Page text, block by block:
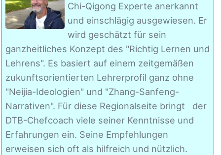
Chi-Qigong Experte anerkannt
und einschlägig ausgewiesen. Er
wird geschätzt für sein
ganzheitliches Konzept des "Richtig Lernen und
Lehrens". Es basiert auf einem zeitgemäßen
zukunftsorientierten Lehrerprofil ganz ohne
"Neijia-Ideologien" und "Zhang-Sanfeng-
Narrativen". Für diese Regionalseite bringt der
DTB-Chefcoach viele seiner Kenntnisse und
Erfahrungen ein. Seine Empfehlungen
erweisen sich oft als hilfreich und nützlich.